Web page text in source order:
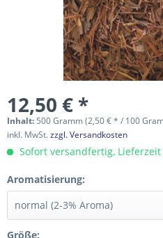
12,50 € *
Inhalt: 500 Gramm (2,50 € * / 100
inkl. MwSt.zzgl. Versandkosten
Sofort versandfertig, Lieferzeit
Aromatisierung:
Größe: